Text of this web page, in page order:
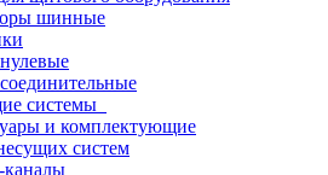
шинные
системы
и комплектующие
систем
каналы